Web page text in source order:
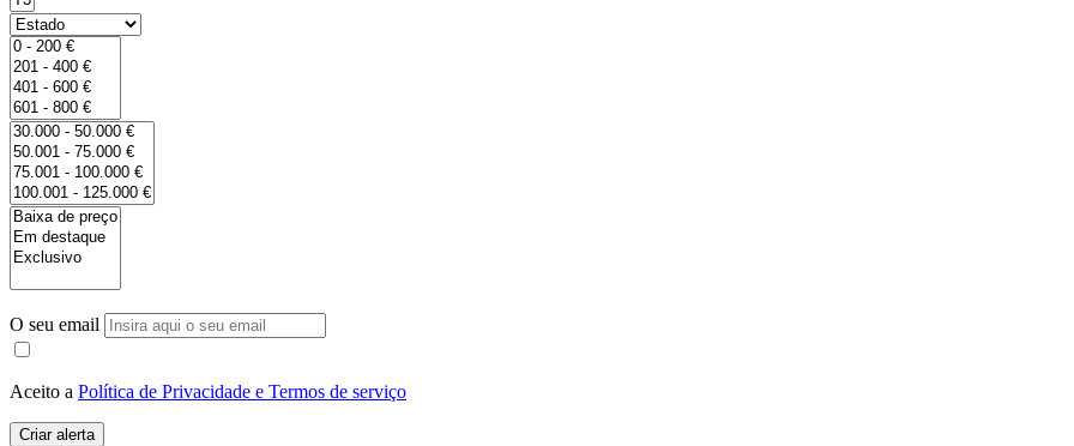
O seu email
Aceito a Política de Privacidade e Termos de serviço